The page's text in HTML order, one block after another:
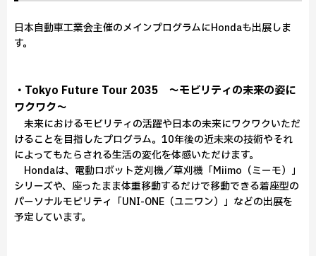
日本自動車工業会主催のメインプログラムにHondaも出展しま
す。
・Tokyo Future Tour 2035 ～モビリティの未来の姿に
ワクワク～
未来におけるモビリティの活躍や⽇本の未来にワクワクいただ
けることを目指したプログラム。10年後の近未来の技術やそれ
によってもたらされる生活の変化を体感いただけます。
Hondaは、電動ロボット芝刈機／草刈機「Miimo（ミーモ）」
シリーズや、座ったまま体重移動するだけで移動できる着座型の
パーソナルモビリティ「UNI-ONE（ユニワン）」などの出展を
予定しています。